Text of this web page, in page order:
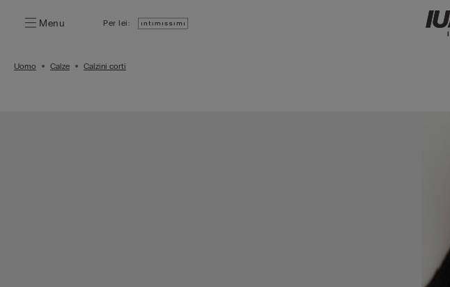
Menu Per lei:
Uomo Calze Calzini corti